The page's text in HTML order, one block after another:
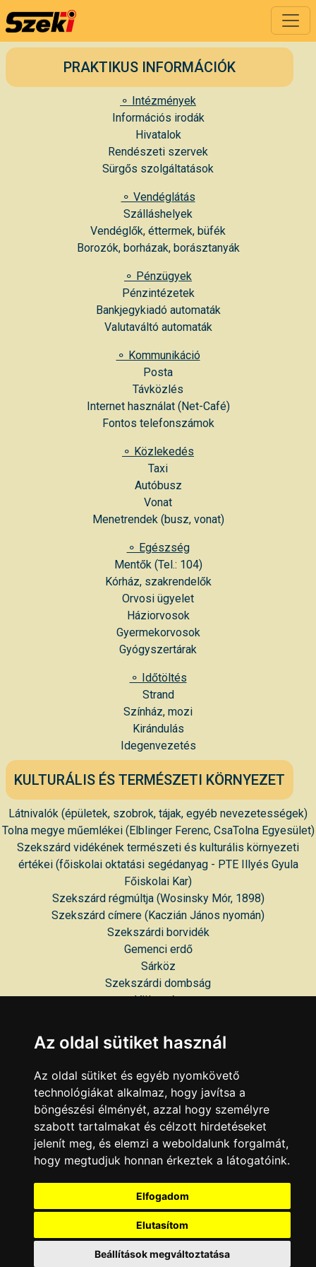
PRAKTIKUS INFORMÁCIÓK
⚬ Intézmények
Információs irodák
Hivatalok
Rendészeti szervek
Sürgős szolgáltatások
⚬ Vendéglátás
Szálláshelyek
Vendéglők, éttermek, büfék
Borozók, borházak, borásztanyák
⚬ Pénzügyek
Pénzintézetek
Bankjegykiadó automaták
Valutaváltó automaták
⚬ Kommunikáció
Posta
Távközlés
Internet használat (Net-Café)
Fontos telefonszámok
⚬ Közlekedés
Taxi
Autóbusz
Vonat
Menetrendek (busz, vonat)
⚬ Egészség
Mentők (Tel.: 104)
Kórház, szakrendelők
Orvosi ügyelet
Háziorvosok
Gyermekorvosok
Gyógyszertárak
⚬ Időtöltés
Strand
Színház, mozi
Kirándulás
Idegenvezetés
KULTURÁLIS ÉS TERMÉSZETI KÖRNYEZET
Látnivalók (épületek, szobrok, tájak, egyéb nevezetességek)
Tolna megye műemlékei (Elblinger Ferenc, CsaTolna Egyesület)
Szekszárd vidékének természeti és kulturális környezeti
értékei (főiskolai oktatási segédanyag - PTE Illyés Gyula
Főiskolai Kar)
Szekszárd régmúltja (Wosinsky Mór, 1898)
Szekszárd címere (Kaczián János nyomán)
Szekszárdi borvidék
Gemenci erdő
Sárköz
Szekszárdi dombság
Völgység
Tolnai mezőföld
RENDSZERES ESEMÉNYEK
Alisca Bornapok
Pünkösdi Fesztivál
Szent László nap
Gemenci Nagydíj kerékpárverseny
Dunamenti Folklór Fesztivál
Szekszárdi Szüreti Napok
Szekszárdi Néptáncfesztivál
KAPCSOLAT|HIRDETÉS
Minden jog fenntartva © 2002 - 2026 Szeki.hu
Az oldal sütiket használ
Az oldal sütiket és egyéb nyomkövető
technológiákat alkalmaz, hogy javítsa a
böngészési élményét, azzal hogy személyre
szabott tartalmakat és célzott hirdetéseket
jelenít meg, és elemzi a weboldalunk forgalmát,
hogy megtudjuk honnan érkeztek a látogatóink.
Elfogadom
Elutasítom
Beállítások megváltoztatása